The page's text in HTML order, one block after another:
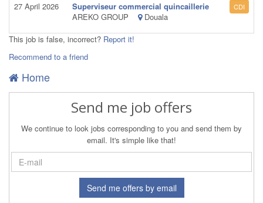
27 April 2026
Superviseur commercial quincaillerie
AREKO GROUP
Douala
CDI
This job is false, incorrect? Report it!
Recommend to a friend
Home
Send me job offers
We continue to look jobs corresponding to you and send them by
email. It's simple like that!
Send me offers by email